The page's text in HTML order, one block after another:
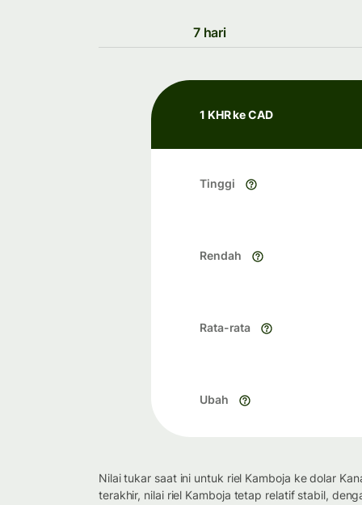
7 hari
1 KHR ke CAD
Tinggi
Rendah
Rata-rata
Ubah
Nilai tukar saat ini untuk riel Kamboja ke dolar
terakhir, nilai riel Kamboja tetap relatif stabil,